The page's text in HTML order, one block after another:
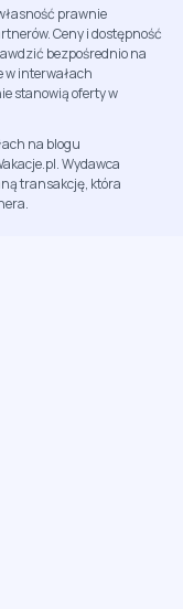
prawnie
Ceny i dostępność
bezpośrednio na
w interwałach
stanowią oferty w
na blogu
Wydawca
transakcję, która